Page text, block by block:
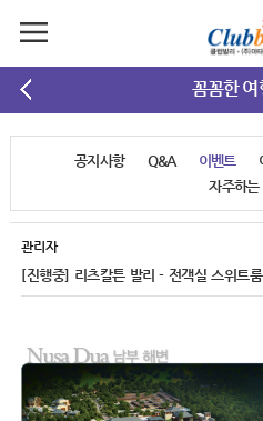
꼼꼼한 여
공지사항 Q&A 이벤트
자주하는
관리자
[진행중] 리츠칼튼 발리 - 전객실 스위